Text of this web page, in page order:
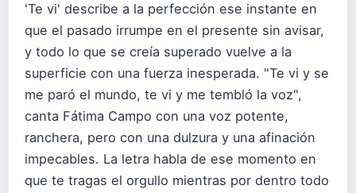
'Te vi' describe a la perfección ese instante en
que el pasado irrumpe en el presente sin avisar,
y todo lo que se creía superado vuelve a la
superficie con una fuerza inesperada. "Te vi y se
me paró el mundo, te vi y me tembló la voz",
canta Fátima Campo con una voz potente,
ranchera, pero con una dulzura y una afinación
impecables. La letra habla de ese momento en
que te tragas el orgullo mientras por dentro todo